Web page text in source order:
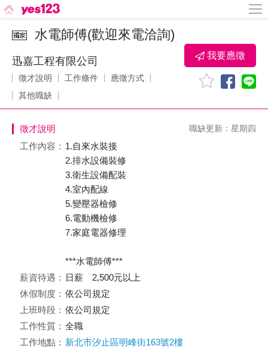
水電師傅(歡迎來電洽詢)
迅嘉工程有限公司
徵才說明 工作條件
應徵方式
其他職缺
我要應徵
徵才說明 職缺更新：星期四
工作內容： 1.自來水裝接
2.排水設備裝修
3.衛生設備配裝
4.室內配線
5.變壓器檢修
6.電動機檢修
7.家庭電器修理
***水電師傅***
薪資待遇： 日薪 2,500元以上
休假制度： 依公司規定
上班時段： 依公司規定
工作性質： 全職
工作地點： 新北市汐止區明峰街163號2樓